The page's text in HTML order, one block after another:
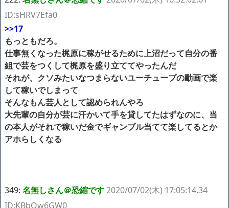
ID:sHRV7Efa0
>>17
もっともだろ。
仕事無くなった梶原に稼がせるために上沼だって自分の番
組で芸をつくして梶原を盛り立ててやったんだ
それが、クソみたいなつまらないユーチューブの動画で楽
して稼いでしまって
そんなもん芸人として認められんやろ
大先輩の自分が芸に汗かいて手を貸してたはずなのに、当
の本人がそれで稼いだ金でギャンブル当てて楽してるとか
アホらしくなる
349: 名無しさん＠恐縮です2020/07/02(木) 17:05:14.34
ID:KBbOw6GW0